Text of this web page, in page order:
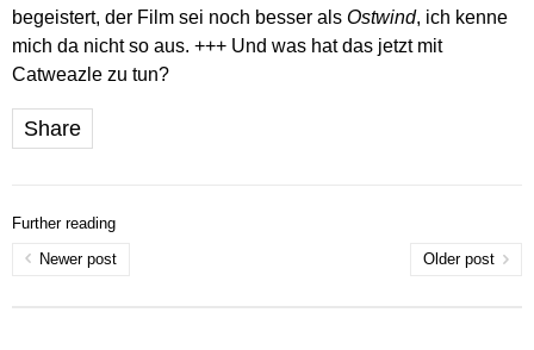
begeistert, der Film sei noch besser als Ostwind, ich kenne
mich da nicht so aus. +++ Und was hat das jetzt mit
Catweazle zu tun?
Share
Further reading
Older post
Newer post